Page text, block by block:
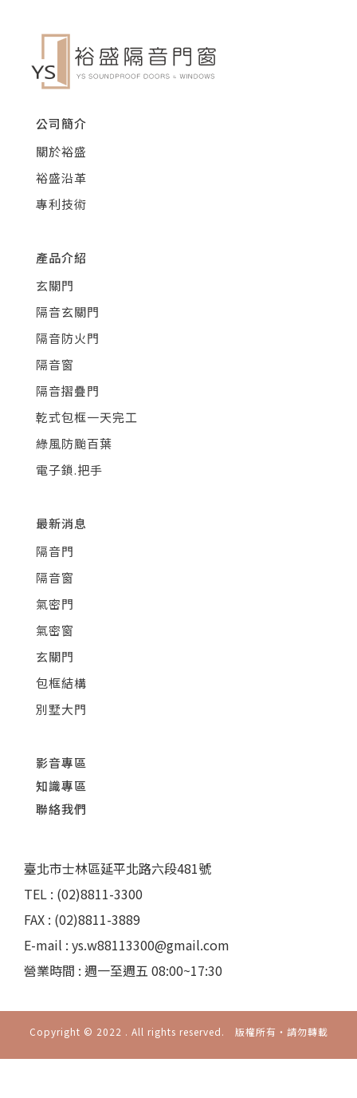
公司簡介
關於裕盛
裕盛沿革
專利技術
產品介紹
玄關門
隔音玄關門
隔音防火門
隔音窗
隔音摺疊門
乾式包框一天完工
綠風防颱百葉
電子鎖.把手
最新消息
隔音門
隔音窗
氣密門
氣密窗
玄關門
包框結構
別墅大門
影音專區
知識專區
聯絡我們
臺北市士林區延平北路六段481號
TEL : (02)8811-3300
FAX : (02)8811-3889
E-mail : ys.w88113300@gmail.com
營業時間 : 週一至週五 08:00~17:30
Copyright © 2022 . All rights reserved. 版權所有‧請勿轉載